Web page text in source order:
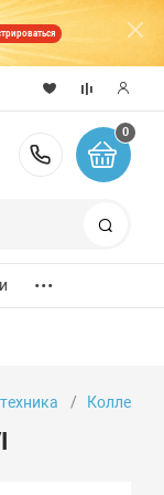
8 (800)
0
...